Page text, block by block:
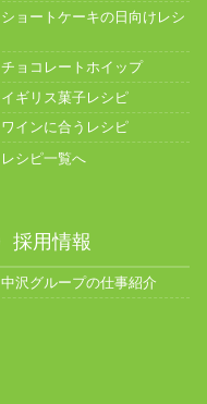
ショートケーキの日向けレシ
チョコレートホイップ
イギリス菓子レシピ
ワインに合うレシピ
レシピ一覧へ
採用情報
中沢グループの仕事紹介